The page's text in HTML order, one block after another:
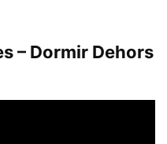
– Dormir Dehors